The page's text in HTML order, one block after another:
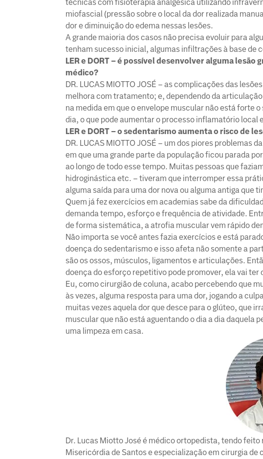
técnicas com fisioterapia analgésica utilizando
miofascial (pressão sobre o local da dor realizada
dor e diminuição do edema nessas lesões.
A grande maioria dos casos não precisa evoluir para
tenham sucesso inicial, algumas infiltrações à base de
LER e DORT – é possível desenvolver alguma
médico?
DR. LUCAS MIOTTO JOSÉ – as complicações das
melhora com tratamento; e, dependendo da
na medida em que o envelope muscular não está forte
dia, o que pode aumentar o processo inflamatório
LER e DORT – o sedentarismo aumenta o risco de
DR. LUCAS MIOTTO JOSÉ – um dos piores problemas
em que uma grande parte da população ficou parada
ao longo de todo esse tempo. Muitas pessoas que
hidroginástica etc. – tiveram que interromper essa
alguma saída para uma dor nova ou alguma antiga que
Quem já fez exercícios em academias sabe da
demanda tempo, esforço e frequência de atividade.
de forma sistemática, a atrofia muscular vem rápido
Não importa se você antes fazia exercícios e está
doença do sedentarismo e isso afeta não somente a
são os ossos, músculos, ligamentos e articulações.
doença do esforço repetitivo pode promover, ela vai ter
Eu, como cirurgião de coluna, acabo percebendo que
às vezes, alguma resposta para uma dor, jogando a
muitas vezes aquela dor que desce para o glúteo, que
muscular que não está aguentando o dia a dia daquela
uma limpeza em casa.
Dr. Lucas Miotto José é médico ortopedista, tendo
Misericórdia de Santos e especialização em cirurgia